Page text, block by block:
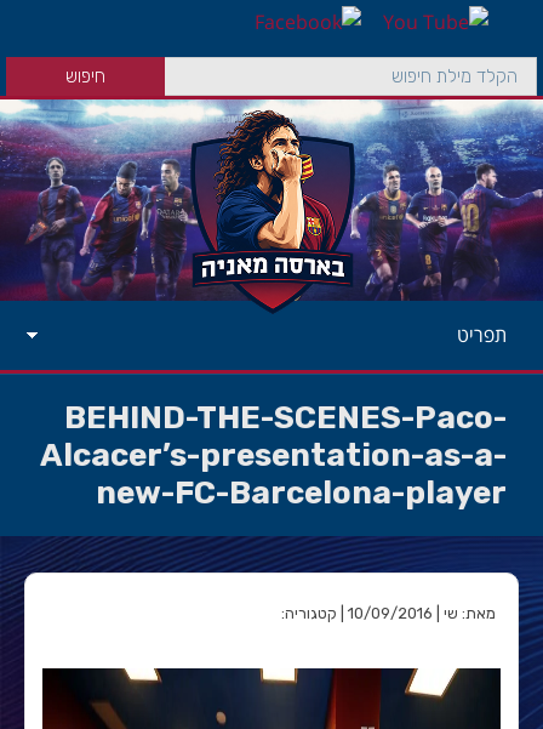
תפריט
BEHIND-THE-SCENES-Paco-
Alcacer’s-presentation-as-a-
new-FC-Barcelona-player
מאת: שי | 10/09/2016 | קטגוריה: